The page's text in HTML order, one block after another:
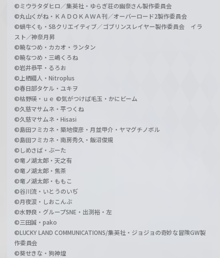
©ミウラタダヒロ／集英社・ゆらぎ荘の幽奈さん製作委員会
©丸山くがね・ＫＡＤＯＫＡＷＡ刊／オーバーロード2製作委員会
©蝸牛くも・SBクリエイティブ／ゴブリンスレイヤー製作委員会 イラ
スト／神奈月昇
©暁なつめ・カカオ・ランタン
©暁なつめ・三嶋くろね
©岩井恭平・るろお
©上栖綴人・Nitroplus
©春日部タケル・ユキヲ
©枯野瑛・ｕｅ ©気がつけば毛玉・かにビーム
©久慈マサムネ・平つくね
©久慈マサムネ・Hisasi
©島田フミカネ・築地俊彦・月並甲介・ヤマグチノボル
©島田フミカネ・南房秀久・飯沼俊規
©しめさば・ぶーた
©竜ノ湖太郎・天之有
©竜ノ湖太郎・焦茶
©竜ノ湖太郎・ももこ
©谷川流・いとうのいぢ
©月夜涙・しおこんぶ
©水野良・グループSNE・出渕裕・左
©三田誠・pako
©LUCKY LAND COMMUNICATIONS/集英社・ジョジョの奇妙な冒険GW製
作委員会
©葵せきな・狗神煌